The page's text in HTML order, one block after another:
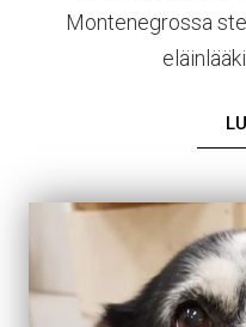
Montenegrossa